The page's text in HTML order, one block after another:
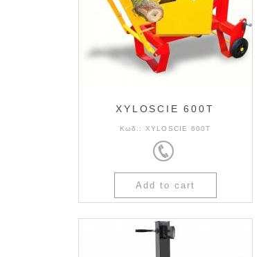
XYLOSCIE 600T
Κωδ.: XYLOSCIE 600T